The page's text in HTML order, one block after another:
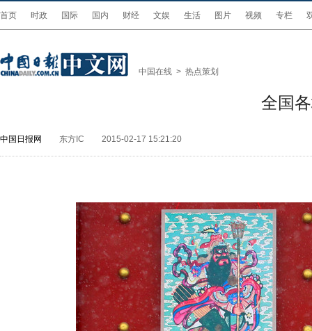
首页 时政 国际 国内 财经 文娱 生活 图片 视频 专栏
中国在线 > 热点策划
全国
中国日报网 东方IC 2015-02-17 15:21:20